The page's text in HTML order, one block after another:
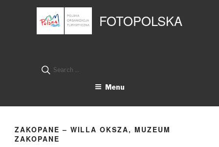
FOTOPOLSKA
Search
Menu
ZAKOPANE – WILLA OKSZA, MUZEUM
ZAKOPANE
Panel zarządzania plikami cookies